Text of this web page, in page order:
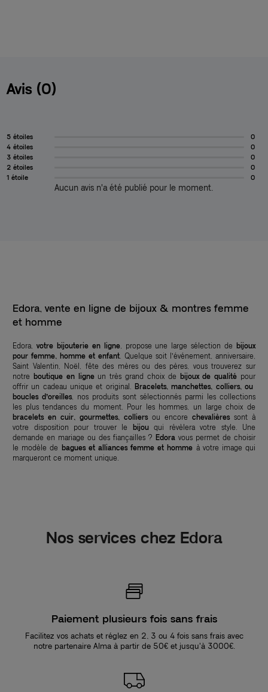
Avis (0)
5 étoiles
0
4 étoiles
0
3 étoiles
0
2 étoiles
0
1 étoile
0
Aucun avis n'a été publié pour le moment.
Edora, vente en ligne de bijoux & montres femme
et homme
Edora, votre bijouterie en ligne, propose une large sélection de bijoux
pour femme, homme et enfant. Quelque soit l’événement, anniversaire,
Saint Valentin, Noël, fête des mères ou des pères, vous trouverez sur
notre boutique en ligneun très grand choix de bijoux de qualité pour
offrir un cadeau unique et original. Bracelets, manchettes, colliers, ou
boucles d’oreilles, nos produits sont sélectionnés parmi les collections
les plus tendances du moment. Pour les hommes, un large choix de
bracelets en cuir, gourmettes, colliersou encore chevalièressont à
votre disposition pour trouver le
bijouqui révèlera votre style. Une
demande en mariage ou des fiançailles ? Edora vous permet de choisir
le modèle de bagues et alliances femme et homme à votre image qui
marqueront ce moment unique.
Nos services chez Edora
Paiement plusieurs fois sans frais
Facilitez vos achats et réglez en 2, 3 ou 4 fois sans frais avec
notre partenaire Alma à partir de 50€ et jusqu'à 3000€.